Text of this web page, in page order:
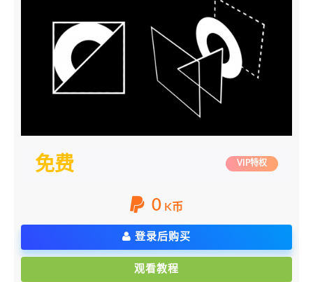
免费 VIP特权
0 K币
登录后购买
观看教程